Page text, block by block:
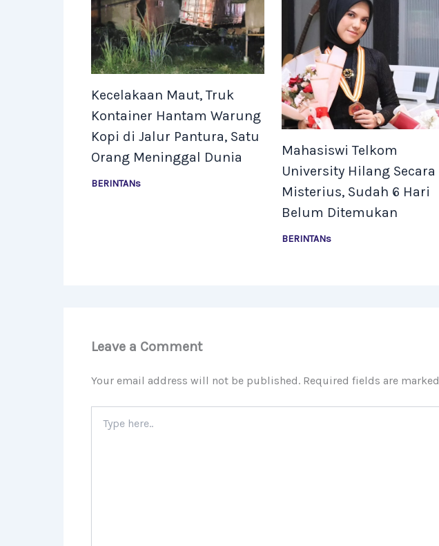
Kecelakaan Maut, Truk
Kontainer Hantam Warung
Kopi di Jalur Pantura, Satu
Orang Meninggal Dunia
BERINTANs
Mahasiswi Telkom
University Hilang Secara
Misterius, Sudah 6 Hari
Belum Ditemukan
BERINTANs
Leave a Comment
Your email address will not be published. Required fields are marked
here..